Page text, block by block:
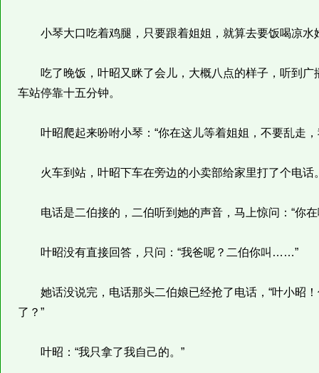
小琴大口吃着鸡腿，只要跟着姐姐，就算去要饭喝凉水
吃了晚饭，叶昭又眯了会儿，大概八点的样子，听到广
车站停靠十五分钟。
叶昭爬起来吩咐小琴：“你在这儿等着姐姐，不要乱走，
火车到站，叶昭下车在旁边的小卖部给家里打了个电话
电话是二伯接的，二伯听到她的声音，马上惊问：“你在
叶昭没有直接回答，只问：“我爸呢？二伯你叫……”
她话没说完，电话那头二伯娘已经抢了电话，“叶小昭！
了？”
叶昭：“我只拿了我自己的。”